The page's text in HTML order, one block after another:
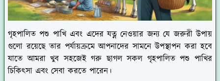
গৃহপালিত পশু পাখি এবং এদের যত্ন নেওয়ার জন্য যে জরুরী উপায়
গুলো রয়েছে তার পর্যায়ক্রমে আপনাদের সামনে উপস্থাপন করা হবে
যাতে আমরা খুব সহজেই গরু ছাগল সকল গৃহপালিত পশু পাখির
চিকিৎসা এবং সেবা করতে পারেন।